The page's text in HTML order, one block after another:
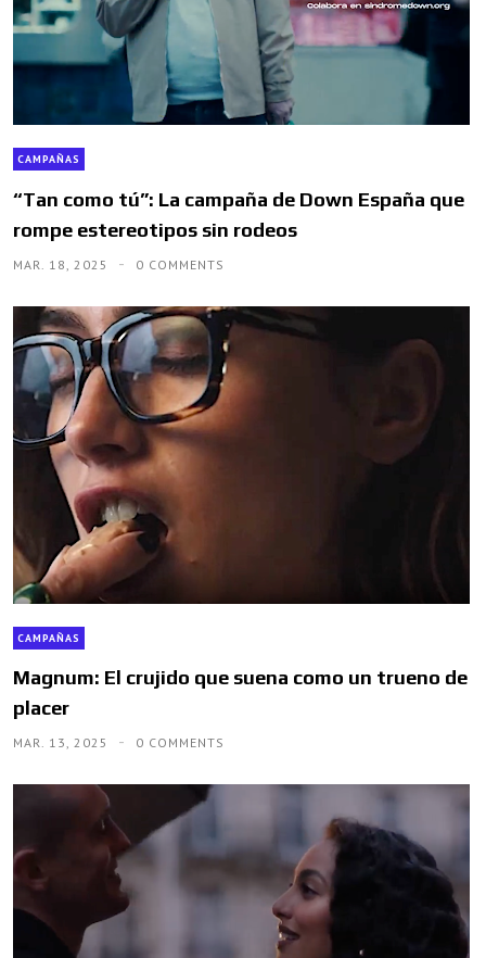
CAMPAÑAS
“Tan como tú”: La campaña de Down España que
rompe estereotipos sin rodeos
MAR. 18, 2025 0 COMMENTS
CAMPAÑAS
Magnum: El crujido que suena como un trueno de
placer
MAR. 13, 2025 0 COMMENTS